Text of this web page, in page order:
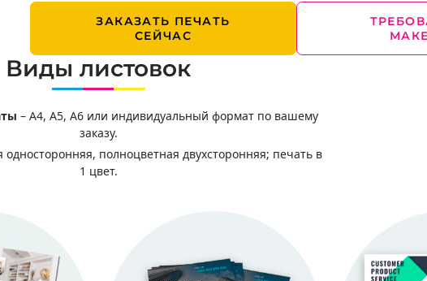
ЗАКАЗАТЬ ПЕЧАТЬ
СЕЙЧАС
Виды листовок
– А4, А5, А6 или индивидуальный формат по вашему
заказу.
односторонняя, полноцветная двухсторонняя; печать в
1 цвет.